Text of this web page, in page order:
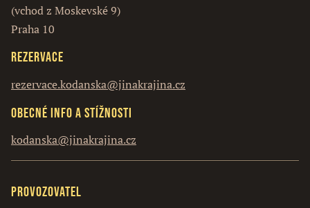
(vchod z Moskevské 9)
Praha 10
Rezervace
rezervace.kodanska@jinakrajina.cz
Obecné info a stížnosti
kodanska@jinakrajina.cz
Provozovatel